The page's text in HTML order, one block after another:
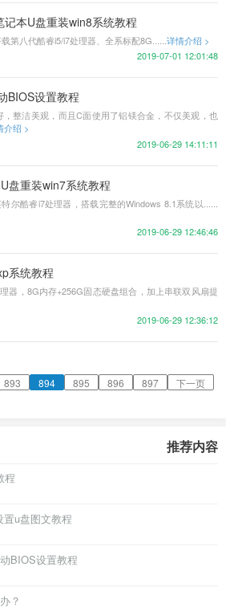
本U盘重装win8系统教程
第八代酷睿i5/i7处理器、全系标配8G...... 详情介绍 >
2019-07-01 12:01:48
BIOS设置教程
整洁美观，而且C面使用了铝镁合金，不仅美观，也
介绍 >
2019-06-29 14:11:11
盘重装win7系统教程
尔酷睿i7处理器，搭载完整的Windows 8.1系统以......
2019-06-29 12:46:46
系统教程
器，8G内存+256G固态硬盘组合，加上串联双风扇提
2019-06-29 12:36:12
893 894 895 896 897 下一页
推荐内容
程
u盘图文教程
BIOS设置教程
？